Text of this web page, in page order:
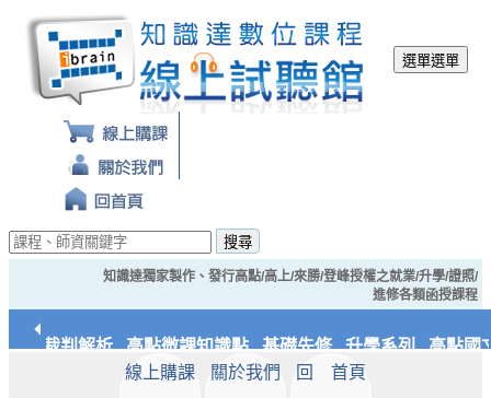
選單選單
搜尋
知識達獨家製作、發行高點/高上/來勝/登峰授權之就業/升學/證照/
進修各類函授課程
典裁判解析 高點微課知識點 基礎先修 升學系列 高點國
知識達文化
線上購課 關於我們 回 首頁